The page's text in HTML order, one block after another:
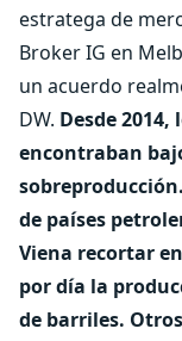
estratega de
Broker IG en
un acuerdo
DW. Desde
encontraban
de países
Viena recortar
por día la
de barriles.